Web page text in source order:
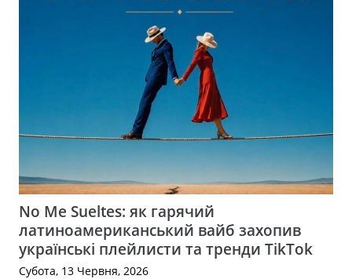
No Me Sueltes: як гарячий
латиноамериканський вайб захопив
українські плейлисти та тренди TikTok
Субота, 13 Червня, 2026